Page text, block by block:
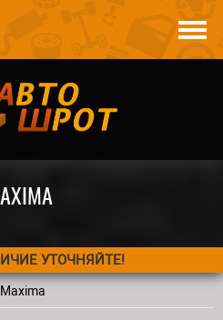
запчастям
УТОЧНЯЙТЕ!